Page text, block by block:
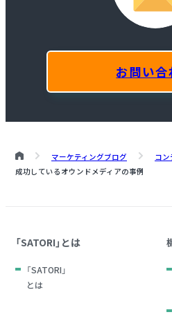
お問い合
マーケティングブログ
コ
成功しているオウンドメディアの事例
「SATORI」とは
「SATORI」
とは